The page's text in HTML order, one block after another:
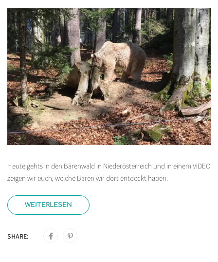
Heute gehts in den Bärenwald in Niederösterreich und in einem VIDEO
zeigen wir euch, welche Bären wir dort entdeckt haben.
WEITERLESEN
SHARE: